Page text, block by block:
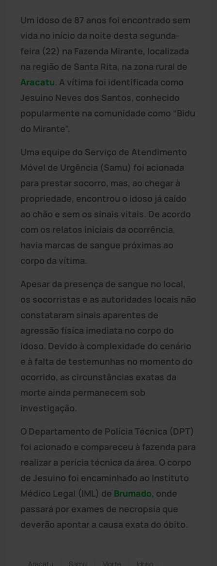
Um idoso de 87 anos foi encontrado sem
vida no início da noite desta segunda-
feira (22) na Fazenda Mirante, localizada
na região de Santa Rita, na zona rural de
Aracatu. A vítima foi identificada como
Jesuino Neves dos Santos, conhecido
popularmente na comunidade como “Bidu
do Mirante”.
Uma equipe do Serviço de Atendimento
Móvel de Urgência (Samu) foi acionada
para prestar socorro, mas, ao chegar à
propriedade, encontrou o idoso já caído
ao chão e sem os sinais vitais. De acordo
com os relatos iniciais da ocorrência,
havia marcas de sangue próximas ao
corpo da vítima.
Apesar da presença de sangue no local,
os socorristas e as autoridades locais não
constataram sinais aparentes de
agressão física imediata no corpo do
idoso. Devido à complexidade do cenário
e à falta de testemunhas no momento do
ocorrido, as circunstâncias exatas da
morte ainda permanecem sob
investigação.
O Departamento de Polícia Técnica (DPT)
foi acionado e compareceu à fazenda para
realizar a perícia técnica da área. O corpo
de Jesuino foi encaminhado ao Instituto
Médico Legal (IML) de Brumado, onde
passará por exames de necropsia que
deverão apontar a causa exata do óbito.
Aracatu Samu Morte Idoso